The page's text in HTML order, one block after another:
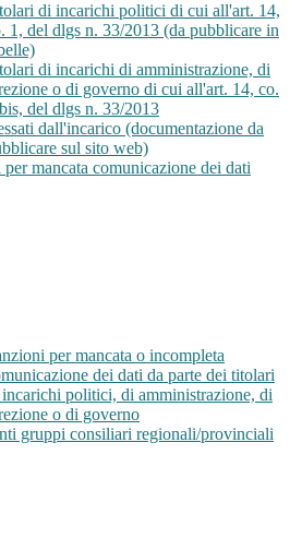
di incarichi politici di cui all'art. 14,
1, del dlgs n. 33/2013 (da pubblicare in
di incarichi di amministrazione, di
o di governo di cui all'art. 14, co.
del dlgs n. 33/2013
dall'incarico (documentazione da
sul sito web)
per mancata comunicazione dei dati
per mancata o incompleta
dei dati da parte dei titolari
politici, di amministrazione, di
o di governo
gruppi consiliari regionali/provinciali